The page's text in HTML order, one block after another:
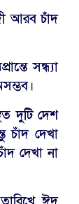
আরব চাঁদ
সন্ধ্যা
দুটি দেশ
চাঁদ দেখা
দেখা না